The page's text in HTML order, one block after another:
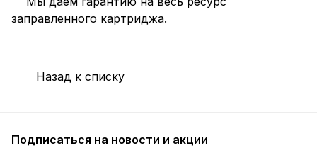
заправленного картриджа.
Назад к списку
Подписаться на новости и акции